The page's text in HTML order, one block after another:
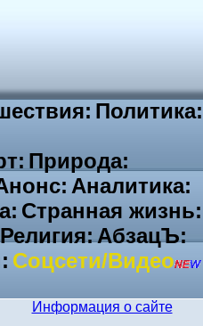
Политика:
Природа:
Аналитика:
Странная жизнь:
АбзацЪ:
Соцсети/Видео
Информация о сайте